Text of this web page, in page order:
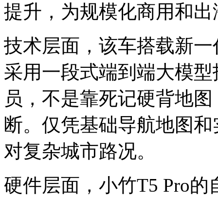
提升，为规模化商用和
技术层面，该车搭载新
采用一段式端到端大模
员，不是靠死记硬背地
断。仅凭基础导航地图
对复杂城市路况。
硬件层面，小竹T5 Pro